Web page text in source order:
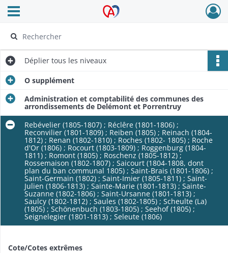
Archives Alsace - Colmar
Ouvrir le menu déroulant
Déplier tous les niveaux
O supplément
Administration et comptabilité des communes des
arrondissements de Delémont et Porrentruy
Rebévelier (1805-1807) ; Réclêre (1801-1806) ;
Reconvilier (1801-1809) ; Reiben (1805) ; Reinach (1804-
1812) ; Renan (1802-1810) ; Roches (1802- 1805) ; Roche
d'Or (1806) ; Rocourt (1803-1809) ; Roggenburg (1804-
1811) ; Romont (1805) ; Roschenz (1805-1812) ;
Rossemaison (1802-1807) ; Saicourt (1804-1808, dont
plan du ban communal 1805) ; Saint-Brais (1801-1806) ;
Saint-Germain (1802) ; Saint-Imier (1805-1811) ; Saint-
Julien (1806-1813) ; Sainte-Marie (1801-1813) ; Sainte-
Suzanne (1802-1806) ; Saint-Ursanne (1801-1813) ;
Saulcy (1802-1812) ; Saules (1802-1805) ; Scheulte (La)
(1805) ; Schönenbuch (1803-1805) ; Seehof (1805) ;
Seignelegier (1801-1813) ; Seleute (1806)
Cote/Cotes extrêmes